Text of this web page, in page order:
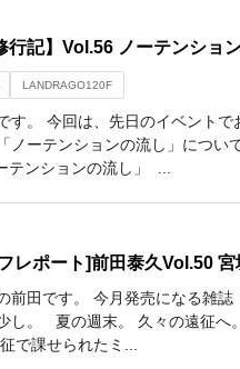
行記】Vol.56 ノーテンショ
LANDRAGO120F
す。 今回は、先日のイベントで
ノーテンションの流し」につい
ンションの流し」 ...
レポート]前田泰久Vol.50
前田です。 今月発売になる雑
し。 夏の週末。 久々の遠征へ
で課せられたミ...